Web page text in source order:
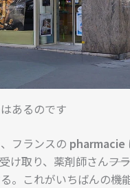
あるのです
フランスの pharmacie
け取り、薬剤師さん――フ
る。これがいちばんの機能